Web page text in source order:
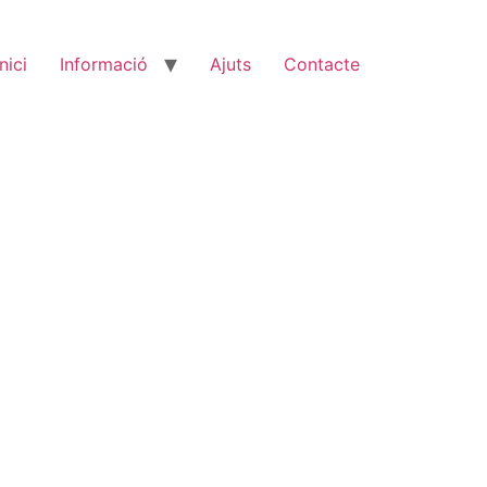
Informació Ajuts Contacte